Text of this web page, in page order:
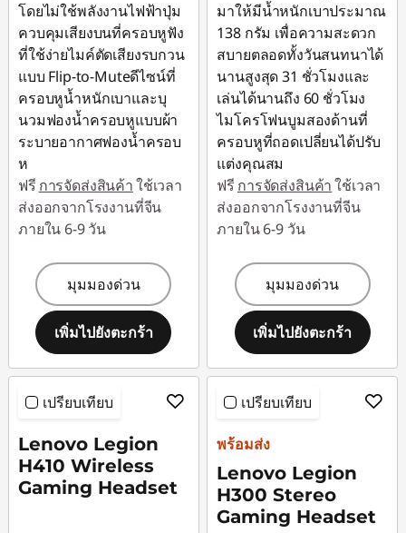
โดยไม่ใช้พลังงานไฟฟ้าปุ่ม
ควบคุมเสียงบนที่ครอบหูฟัง
ที่ใช้ง่ายไมค์ตัดเสียงรบกวน
แบบ Flip-to-Muteดีไซน์ที่
ครอบหูน้ำหนักเบาและบุ
นวมฟองน้ำครอบหูแบบผ้า
ระบายอากาศฟองน้ำครอบ
ห
ฟรี การจัดส่งสินค้าใช้เวลา
ส่งออกจากโรงงานที่จีน
ภายใน 6-9 วัน
มุมมองด่วน
เพิ่มไปยังตะกร้า
มาให้มีน้ำหนักเบาประมาณ
138 กรัม เพื่อความสะดวก
สบายตลอดทั้งวันสนทนาได้
นานสูงสุด 31 ชั่วโมงและ
เล่นได้นานถึง 60 ชั่วโมง
ไมโครโฟนบูมสองด้านที่
ครอบหูที่ถอดเปลี่ยนได้ปรับ
แต่งคุณสม
ฟรี การจัดส่งสินค้าใช้เวลา
ส่งออกจากโรงงานที่จีน
ภายใน 6-9 วัน
มุมมองด่วน
เพิ่มไปยังตะกร้า
เปรียบเทียบ
Lenovo Legion
H410 Wireless
Gaming Headset
เปรียบเทียบ
พร้อมส่ง
Lenovo Legion
H300 Stereo
Gaming Headset